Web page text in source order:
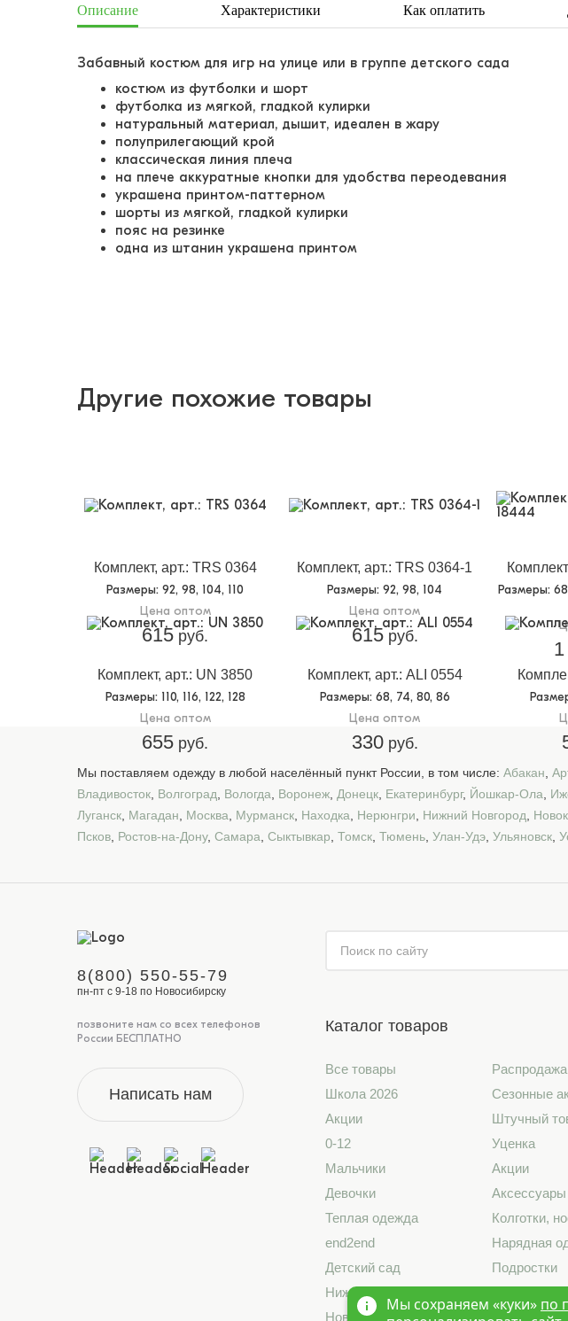
Описание Характеристики Как оплатить
Забавный костюм для игр на улице или в группе детского сада
костюм из футболки и шорт
футболка из мягкой, гладкой кулирки
натуральный материал, дышит, идеален в жару
полуприлегающий крой
классическая линия плеча
на плече аккуратные кнопки для удобства переодевания
украшена принтом-паттерном
шорты из мягкой, гладкой кулирки
пояс на резинке
одна из штанин украшена принтом
Другие похожие товары
Комплект, арт.: TRS 0364
Размеры: 92, 98, 104, 110
Цена оптом
615 руб.
Комплект, арт.: TRS 0364-1
Размеры: 92, 98, 104
Цена оптом
615руб.
Размеры:
Комплект, арт.: UN 3850
Размеры: 110, 116, 122, 128
Цена оптом
655 руб.
Комплект, арт.: ALI 0554
Размеры: 68, 74, 80, 86
Цена оптом
330руб.
Мы поставляем одежду в любой населённый пункт России, в том числе: Абакан
Владивосток Волгоград Вологда Воронеж Донецк Екатеринбург, Йошкар-Ола
Луганск Магадан Москва Мурманск Находка Нерюнгри Нижний Новгород
Псков Ростов-на-Дону, Самара Сыктывкар Томск Тюмень Улан-Удэ Ульяновск
8(800) 550-55-79
пн-пт с 9-18 по Новосибирску
позвоните нам со всех телефонов
России БЕСПЛАТНО
Написать нам
Каталог товаров
Все товары
Школа 2026
Акции
0-12
Мальчики
Девочки
Теплая одежда
end2end
Детский сад
Нижнее белье
Новинки
Распродажа
Сезонные
Штучный
Уценка
Акции
Аксессуары
Колготки,
Нарядная
Подростки
Мы сохраняем «куки» по